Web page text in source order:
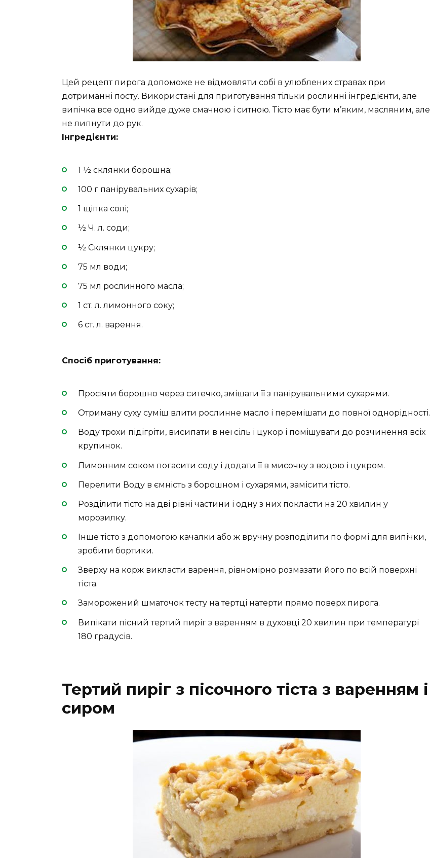
Цей рецепт пирога допоможе не відмовляти собі в улюблених стравах при
дотриманні посту. Використані для приготування тільки рослинні інгредієнти, але
випічка все одно вийде дуже смачною і ситною. Тісто має бути м’яким, масляним, але
не липнути до рук.
Інгредієнти:
1 ½ склянки борошна;
100 г панірувальних сухарів;
1 щіпка солі;
½ Ч. л. соди;
½ Склянки цукру;
75 мл води;
75 мл рослинного масла;
1 ст. л. лимонного соку;
6 ст. л. варення.
Спосіб приготування:
Просіяти борошно через ситечко, змішати її з панірувальними сухарями.
Отриману суху суміш влити рослинне масло і перемішати до повної однорідності.
Воду трохи підігріти, висипати в неї сіль і цукор і помішувати до розчинення всіх
крупинок.
Лимонним соком погасити соду і додати її в мисочку з водою і цукром.
Перелити Воду в ємність з борошном і сухарями, замісити тісто.
Розділити тісто на дві рівні частини і одну з них покласти на 20 хвилин у
морозилку.
Інше тісто з допомогою качалки або ж вручну розподілити по формі для випічки,
зробити бортики.
Зверху на корж викласти варення, рівномірно розмазати його по всій поверхні
тіста.
Заморожений шматочок тесту на тертці натерти прямо поверх пирога.
Випікати пісний тертий пиріг з варенням в духовці 20 хвилин при температурі
180 градусів.
Тертий пиріг з пісочного тіста з варенням і
сиром